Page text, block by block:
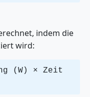
indem die
wird:
(W) × Zeit